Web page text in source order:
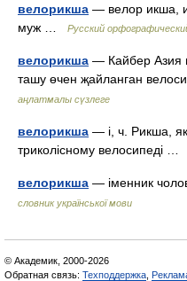
велорикша — велор икша,
муж …
Русский
велорикша — Кайбер Азия
ташу өчен җайланган
аңлатмалы сүзлеге
велорикша — і, ч. Рикша,
триколісному велосипеді …
велорикша — іменник
словник української мови
© Академик, 2000-2026
Обратная связь: Техподдержка